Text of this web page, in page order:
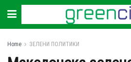
Home ЗЕЛЕНИ ПОЛИТИКИ